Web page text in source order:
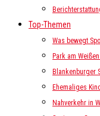
Top-Themen
Was bewegt
Park am
Blankenburger
Ehemaliges
Nahverkehr in